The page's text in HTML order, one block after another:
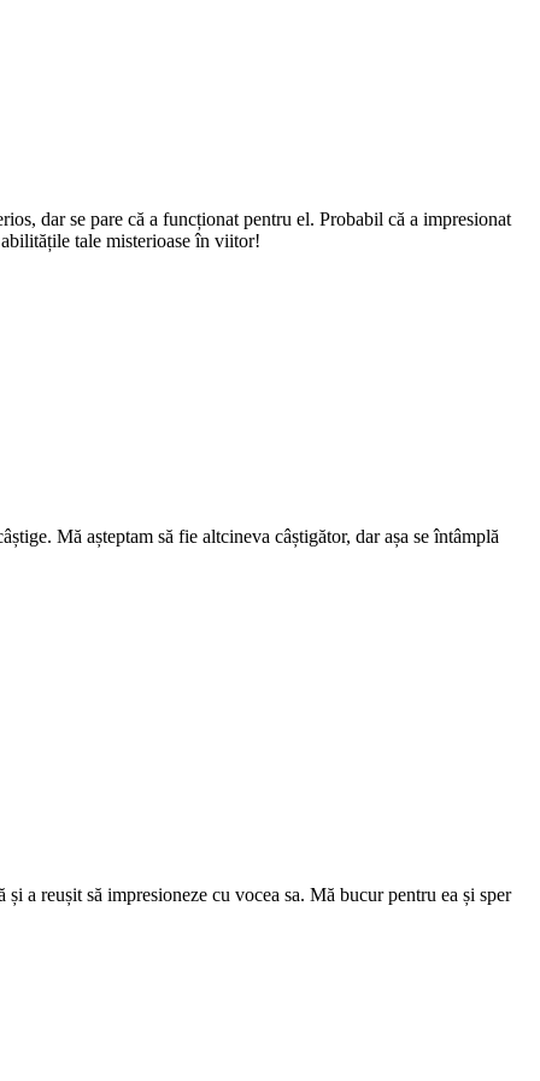
dar se pare că a funcționat pentru el. Probabil că a impresionat
tale misterioase în viitor!
Mă așteptam să fie altcineva câștigător, dar așa se întâmplă
a reușit să impresioneze cu vocea sa. Mă bucur pentru ea și sper